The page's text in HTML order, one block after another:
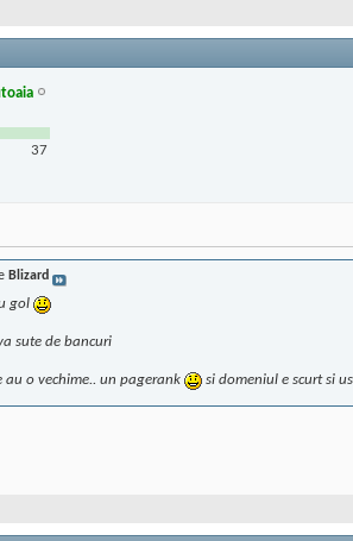
37
Blizard
gol
sute de bancuri
au o vechime.. un pagerank si domeniul e scurt si